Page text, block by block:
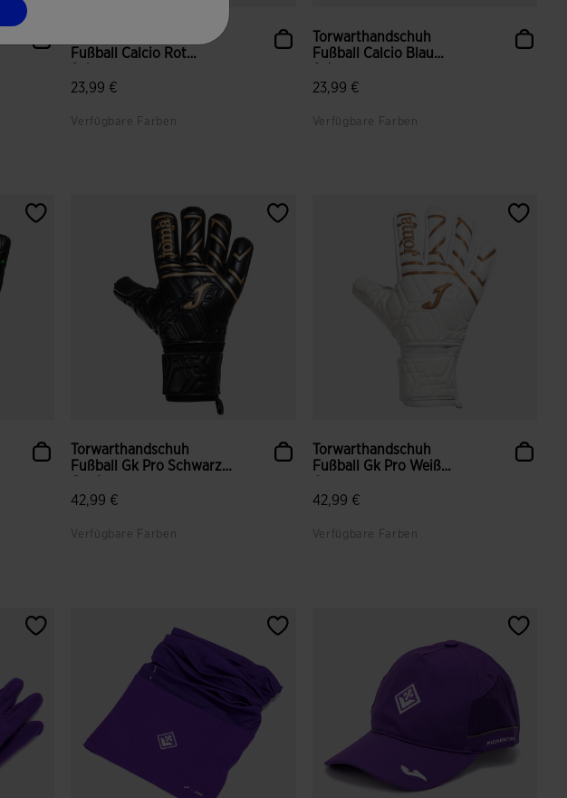
Fußball Calcio Rot
23,99 €
Verfügbare Farben
Torwarthandschuh
Fußball Calcio Blau
23,99 €
Verfügbare Farben
Torwarthandschuh
Fußball Gk Pro Schwarz
42,99 €
Verfügbare Farben
Torwarthandschuh
Fußball Gk Pro Weiß
42,99 €
Verfügbare Farben